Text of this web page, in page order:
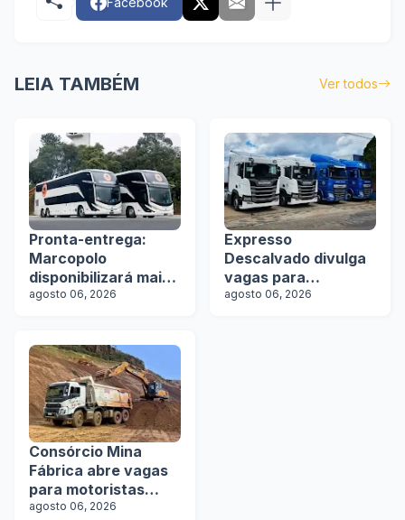
LEIA TAMBÉM Ver todos
Pronta-entrega:
Marcopolo
disponibilizará mais
de 100 ônibus para
agosto 06, 2026
Expresso
Descalvado divulga
vagas para
motoristas
agosto 06, 2026
Consórcio Mina
Fábrica abre vagas
para motoristas
categoria D
agosto 06, 2026